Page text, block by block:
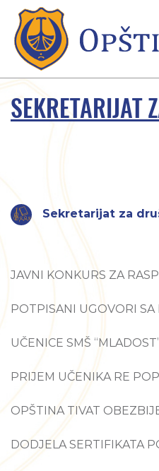
SEKRETARIJAT
Sekretarijat za
JAVNI KONKURS ZA
POTPISANI UGOVORI
UČENICE SMŠ
PRIJEM UČENIKA RE
OPŠTINA TIVAT
DODJELA SERTIFIKATA